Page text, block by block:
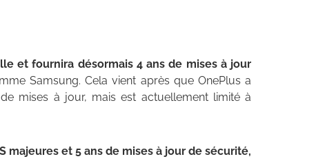
et fournira désormais 4 ans de mises à jour
Samsung. Cela vient après que OnePlus a
mises à jour, mais est actuellement limité à
majeures et 5 ans de mises à jour de sécurité,